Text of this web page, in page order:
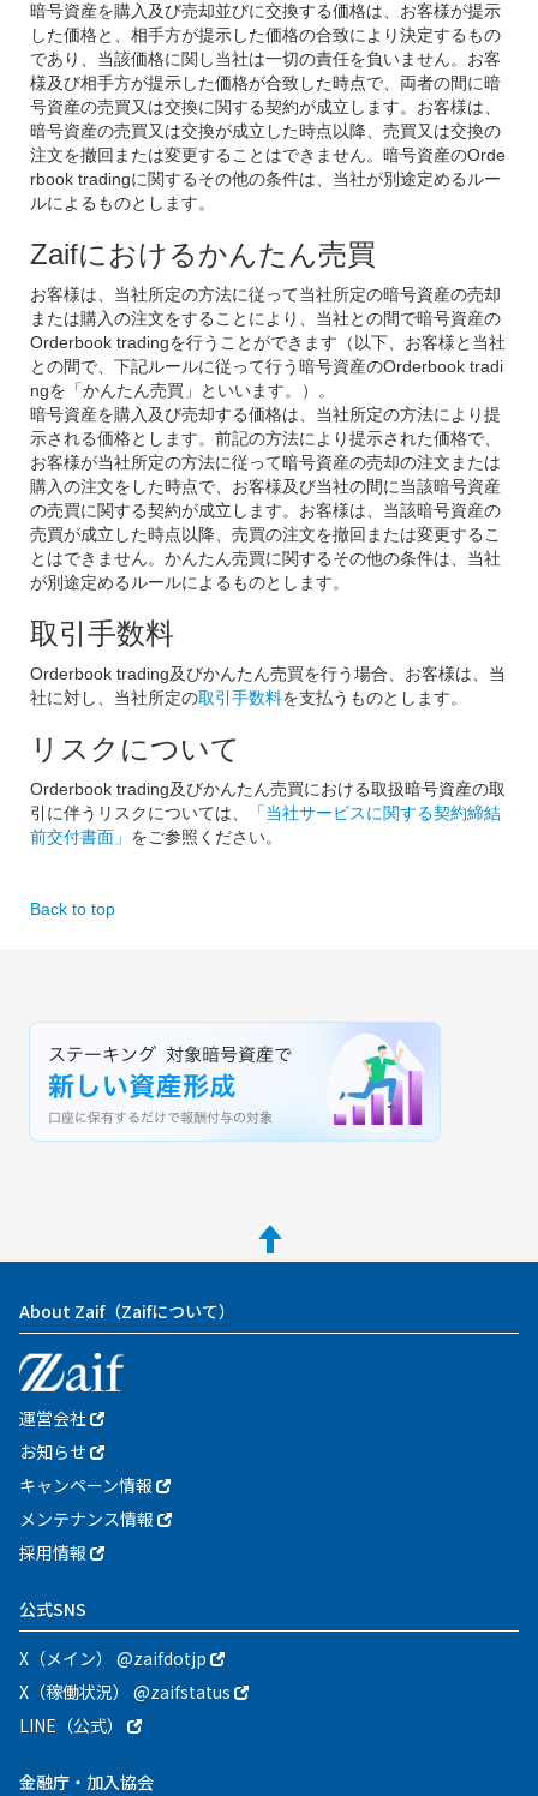
暗号資産を購入及び売却並びに交換する価格は、お客様が提示
した価格と、相手方が提示した価格の合致により決定するもの
であり、当該価格に関し当社は一切の責任を負いません。お客
様及び相手方が提示した価格が合致した時点で、両者の間に暗
号資産の売買又は交換に関する契約が成立します。お客様は、
暗号資産の売買又は交換が成立した時点以降、売買又は交換の
注文を撤回または変更することはできません。暗号資産のOrde
rbook tradingに関するその他の条件は、当社が別途定めるルー
ルによるものとします。
Zaifにおけるかんたん売買
お客様は、当社所定の方法に従って当社所定の暗号資産の売却
または購入の注文をすることにより、当社との間で暗号資産の
Orderbook tradingを行うことができます（以下、お客様と当社
との間で、下記ルールに従って行う暗号資産のOrderbook tradi
ngを「かんたん売買」といいます。）。
暗号資産を購入及び売却する価格は、当社所定の方法により提
示される価格とします。前記の方法により提示された価格で、
お客様が当社所定の方法に従って暗号資産の売却の注文または
購入の注文をした時点で、お客様及び当社の間に当該暗号資産
の売買に関する契約が成立します。お客様は、当該暗号資産の
売買が成立した時点以降、売買の注文を撤回または変更するこ
とはできません。かんたん売買に関するその他の条件は、当社
が別途定めるルールによるものとします。
取引手数料
Orderbook trading及びかんたん売買を行う場合、お客様は、当
社に対し、当社所定の取引手数料を支払うものとします。
リスクについて
Orderbook trading及びかんたん売買における取扱暗号資産の取
引に伴うリスクについては、
「当社サービスに関する契約締結
前交付書面」 をご参照ください。
Back to top
About Zaif（Zaifについて）
運営会社
お知らせ
キャンペーン情報
メンテナンス情報
採用情報
公式SNS
X（メイン） @zaifdotjp
X（稼働状況） @zaifstatus
LINE（公式）
金融庁・加入協会